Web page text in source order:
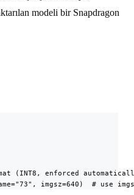
modeli bir Snapdragon
(INT8, enforced
imgsz=640)  # use